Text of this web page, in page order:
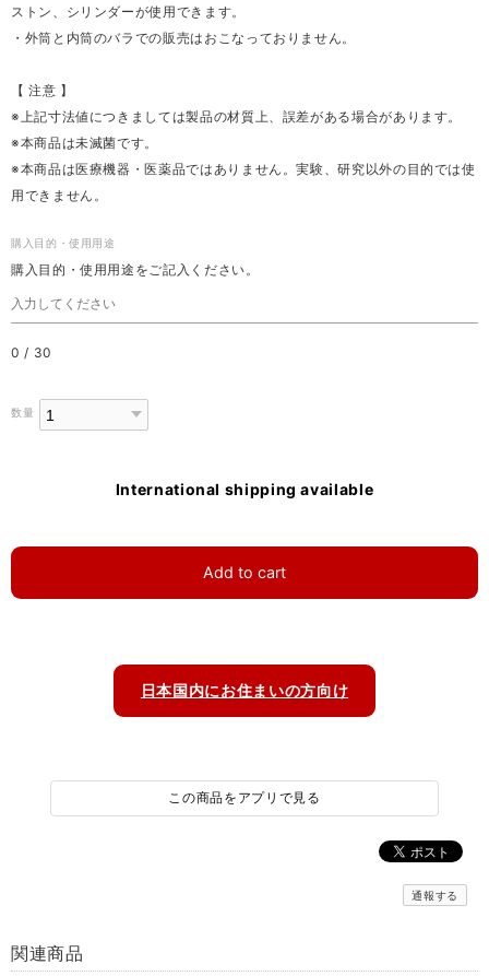
ストン、シリンダーが使用できます。
・外筒と内筒のバラでの販売はおこなっておりません。
【 注意 】
※上記寸法値につきましては製品の材質上、誤差がある場合があります。
※本商品は未滅菌です。
※本商品は医療機器・医薬品ではありません。実験、研究以外の目的では使
用できません。
購入目的・使用用途
購入目的・使用用途をご記入ください。
0 / 30
数量
International shipping available
Add to cart
日本国内にお住まいの方向け
この商品をアプリで見る
通報する
関連商品